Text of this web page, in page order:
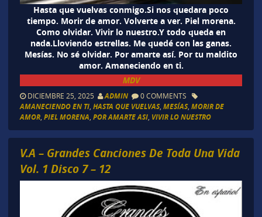
Hasta que vuelvas conmigo.Si nos quedara poco
tiempo. Morir de amor. Volverte a ver. Piel morena.
Como olvidar. Vivir lo nuestro.Y todo queda en
nada.Lloviendo estrellas. Me quedé con las ganas.
Mesías. No sé olvidar. Por amarte así. Por tu maldito
amor. Amaneciendo en ti.
MDV
DICIEMBRE 25, 2025 ADMIN 0 COMMENTS
AMANECIENDO EN TI, HASTA QUE VUELVAS, MESÍAS, MORIR DE
AMOR, PIEL MORENA POR AMARTE ASI, VIVIR LO NUESTRO
V.A – Grandes Canciones De Toda Una Vida
Vol. 1 Disco 7 – 12